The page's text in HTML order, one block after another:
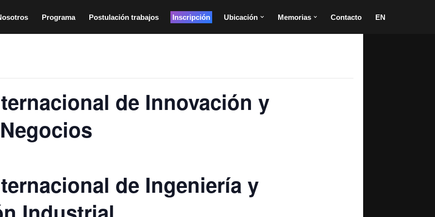
Programa Postulación trabajos Inscripción Ubicación Memorias Contacto EN
de Innovación y
de Ingeniería y